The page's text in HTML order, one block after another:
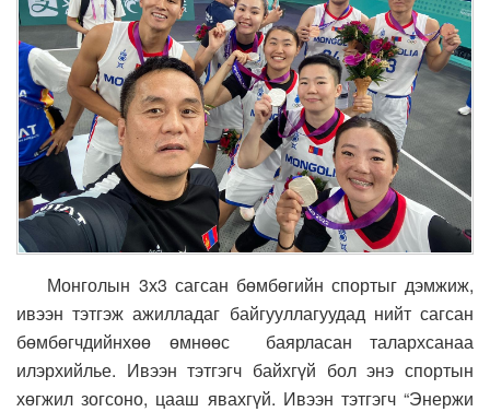
Монголын 3х3 сагсан бөмбөгийн спортыг дэмжиж,
ивээн тэтгэж ажилладаг байгууллагуудад нийт сагсан
бөмбөгчдийнхөө өмнөөс баярласан талархсанаа
илэрхийлье. Ивээн тэтгэгч байхгүй бол энэ спортын
хөгжил зогсоно, цааш явахгүй. Ивээн тэтгэгч “Энержи